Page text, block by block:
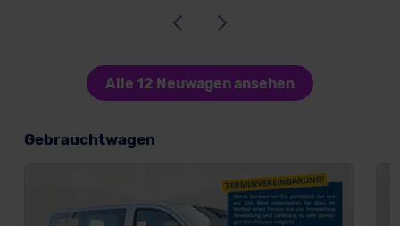
Alle 12 Neuwagen ansehen
Gebrauchtwagen